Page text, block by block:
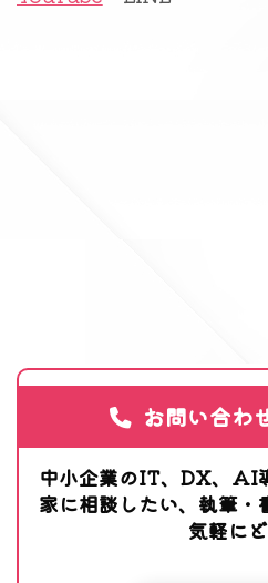
お問い合わ
中小企業のIT、DX、AI
家に相談したい、執筆・
気軽に